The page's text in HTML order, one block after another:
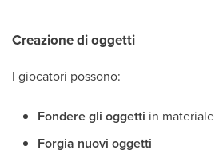
Creazione di oggetti
I giocatori possono:
Fondere gli oggetti in materiale
Forgia nuovi oggetti